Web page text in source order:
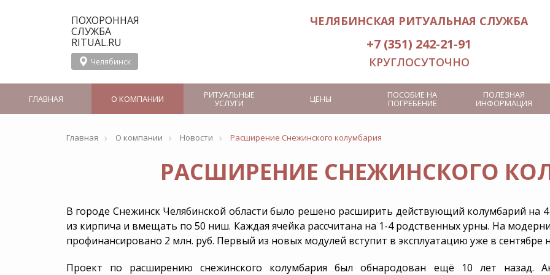
ПОХОРОННАЯ
СЛУЖБА
RITUAL.RU
Челябинск
ЧЕЛЯБИНСКАЯ РИТУАЛЬНАЯ СЛУЖБА
+7 (351) 242-21-91
КРУГЛОСУТОЧНО
ГЛАВНАЯ О КОМПАНИИ
О службе Ritual.ru
СМИ о Ritual.ru
в Челябинске
Новости
Сотрудничество
Группа компаний
РИТУАЛЬНЫЕ
УСЛУГИ
Организация
Бальзамирование
Панихида
церемониймейстера
Услуги носильщиков гроба
Заказ ритуального лифта
Кремация
Груз 200 Родовое захоронение
Интерактивный
Эксгумация
ЦЕНЫ ПОСОБИЕ НА
ПОГРЕБЕНИЕ
ПОЛЕЗНАЯ
ИНФОРМАЦИЯ
Главная › О компании › Новости › Расширение Снежинского колумбария
РАСШИРЕНИЕ СНЕЖИНСКОГО
В городе Снежинск Челябинской области было решено расширить действующий колумбарий на
из кирпича и вмещать по 50 ниш. Каждая ячейка рассчитана на 1-4 родственных урны. На
профинансировано 2 млн. руб. Первый из новых модулей вступит в эксплуатацию уже в сентябре
Проект по расширению снежинского колумбария был обнародован ещё 10 лет назад.